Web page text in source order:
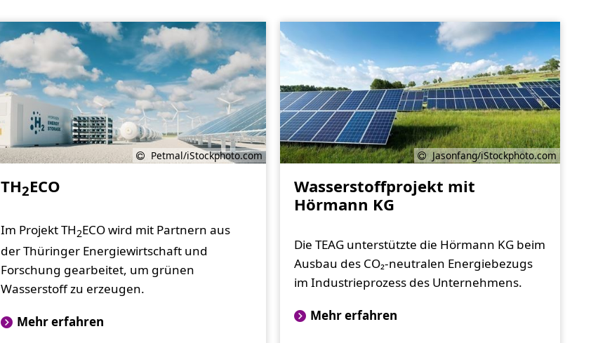
Petmal/iStockphoto.com
TH2ECO
Im Projekt TH2ECO wird mit Partnern aus
der Thüringer Energiewirtschaft und
Forschung gearbeitet, um grünen
Wasserstoff zu erzeugen.
Mehr erfahren
Jasonfang/iStockphoto.com
Wasserstoffprojekt mit
Hörmann KG
Die TEAG unterstützte die Hörmann KG beim
Ausbau des CO₂-neutralen Energiebezugs
im Industrieprozess des Unternehmens.
Mehr erfahren